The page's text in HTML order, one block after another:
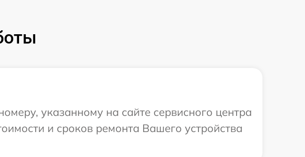
указанному на сайте сервисного центра
и сроков ремонта Вашего устройства